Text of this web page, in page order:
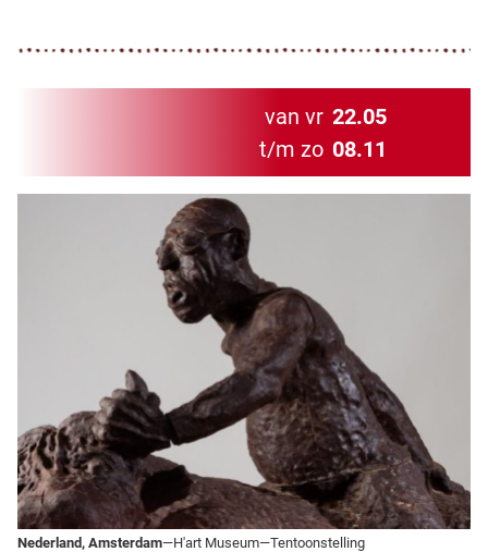
van vr 22.05
t/m zo 08.11
Nederland, Amsterdam—H'art Museum—Tentoonstelling